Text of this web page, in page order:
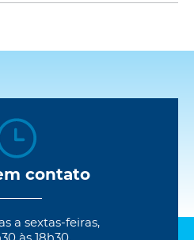
contato
a sextas-feiras,